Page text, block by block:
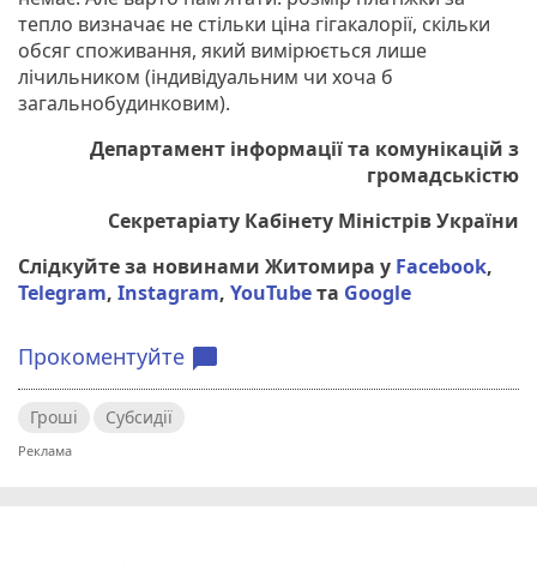
тепло визначає не стільки ціна гігакалорії, скільки
обсяг споживання, який вимірюється лише
лічильником (індивідуальним чи хоча б
загальнобудинковим).
Департамент інформації та комунікацій з
громадськістю
Секретаріату Кабінету Міністрів України
Слідкуйте за новинами Житомира у Facebook,
Telegram, Instagram, YouTubeта Google
Прокоментуйте chat_bubble
Гроші Субсидії